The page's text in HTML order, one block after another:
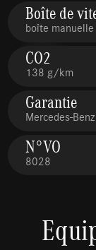
Boîte de
boîte manuelle
CO2
138 g/km
Garantie
Mercedes-
N°VO
8028